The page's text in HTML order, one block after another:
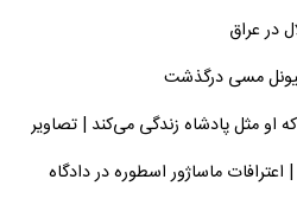
مسی درگذشت
او مثل پادشاه زندگی می‌کند | تصاویر
ماساژور اسطوره در دادگاه